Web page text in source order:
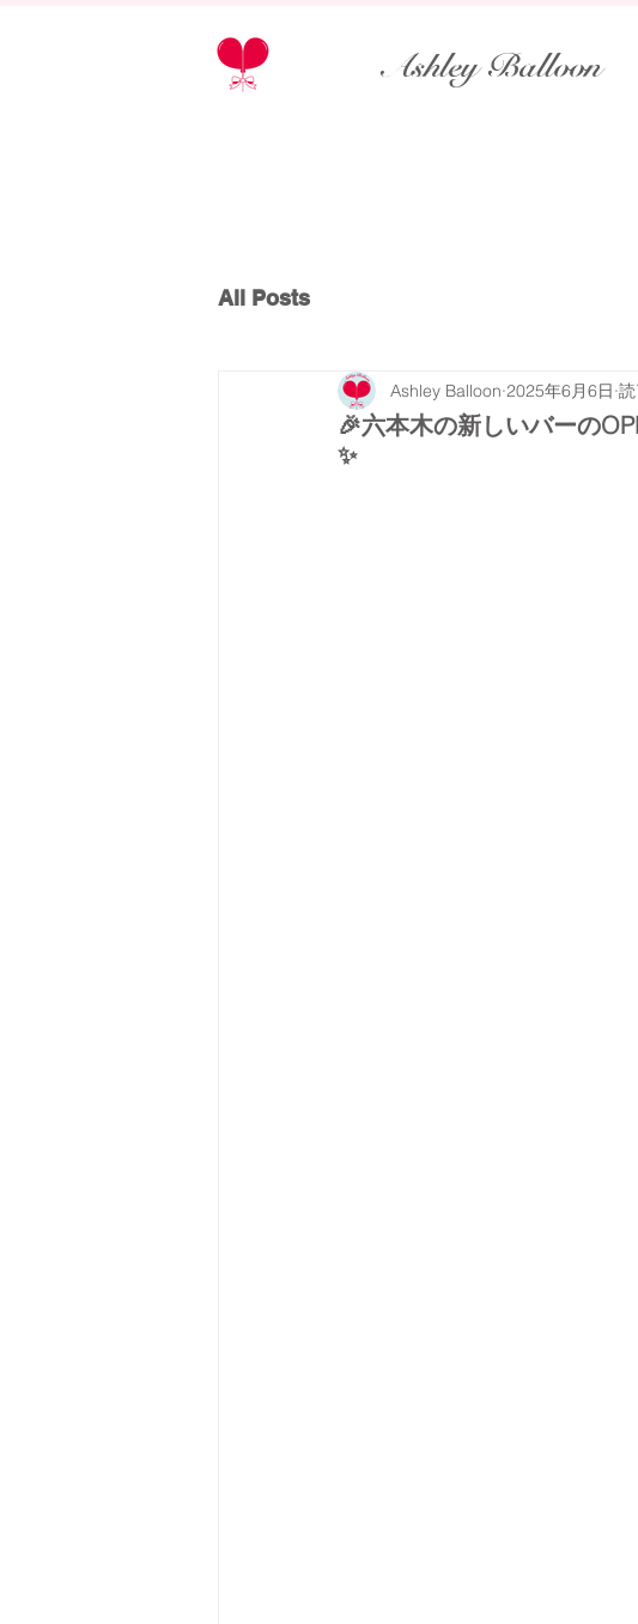
Ashley Balloon
All Posts
🎉六本木の新しいバーの
✨
Ashley Balloon 2025年6月6日